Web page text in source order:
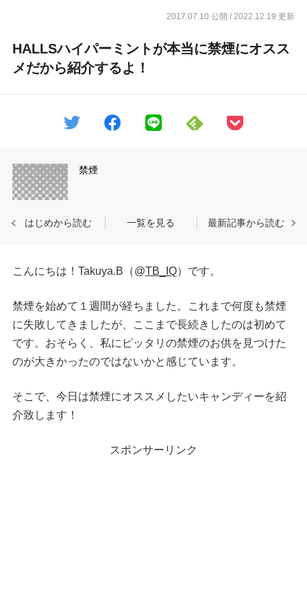
2017.07.10 公開/ 2022.12.19 更新
HALLSハイパーミントが本当に禁煙にオスス
メだから紹介するよ！
禁煙
はじめから読む 一覧を見る 最新記事から読む
こんにちは！Takuya.B（@TB_IQ）です。
禁煙を始めて１週間が経ちました。これまで何度も禁煙
に失敗してきましたが、ここまで長続きしたのは初めて
です。おそらく、私にピッタリの禁煙のお供を見つけた
のが大きかったのではないかと感じています。
そこで、今日は禁煙にオススメしたいキャンディーを紹
介致します！
スポンサーリンク